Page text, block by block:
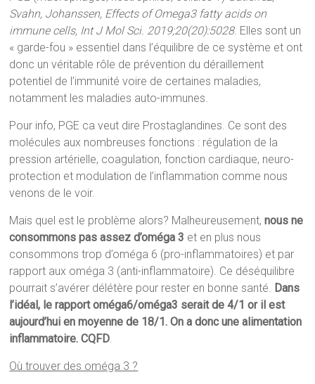
Svahn, Johanssen, Effects of Omega3 fatty acids on
immune cells, Int J Mol Sci. 2019;20(20):5028. Elles sont un
« garde-fou » essentiel dans l’équilibre de ce système et ont
donc un véritable rôle de prévention du déraillement
potentiel de l’immunité voire de certaines maladies,
notamment les maladies auto-immunes.
Pour info, PGE ca veut dire Prostaglandines. Ce sont des
molécules aux nombreuses fonctions : régulation de la
pression artérielle, coagulation, fonction cardiaque, neuro-
protection et modulation de l’inflammation comme nous
venons de le voir.
Mais quel est le problème alors? Malheureusement,nous ne
consommons pas assez d’oméga 3 et en plus nous
consommons trop d’oméga 6 (pro-inflammatoires) et par
rapport aux oméga 3 (anti-inflammatoire). Ce déséquilibre
pourrait s’avérer délétère pour rester en bonne santé. Dans
l’idéal, le rapport oméga6/oméga3 serait de 4/1 or il est
aujourd’hui en moyenne de 18/1. On a donc une alimentation
inflammatoire. CQFD.
Où trouver des oméga 3 ?